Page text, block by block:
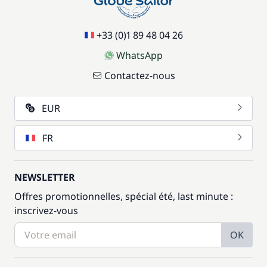
+33 (0)1 89 48 04 26
WhatsApp
Contactez-nous
EUR
FR
NEWSLETTER
Offres promotionnelles, spécial été, last minute :
inscrivez-vous
OK